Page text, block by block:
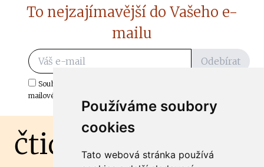
Používáme soubory
cookies
Tato webová stránka používá
To nejzajímavější do Vašeho e-
mailu
Odebírat
Souhlasím s odběrem důležitých zpráv ze ČtiDoma.cz do mé e-
mailové schránky.
čtidoma.cz